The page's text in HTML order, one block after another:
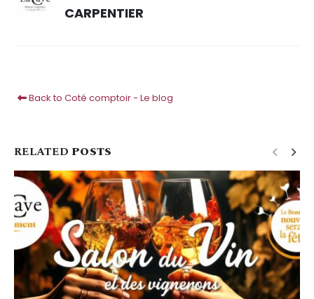
CARPENTIER
Back to Coté comptoir - Le blog
RELATED POSTS